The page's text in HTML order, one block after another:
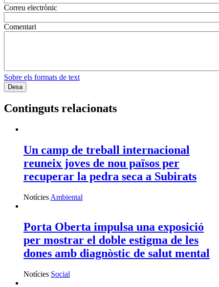
Correu electrònic
Comentari
Sobre els formats de text
Continguts relacionats
Un camp de treball internacional
reuneix joves de nou països per
recuperar la pedra seca a Subirats
Notícies Ambiental
Porta Oberta impulsa una exposició
per mostrar el doble estigma de les
dones amb diagnòstic de salut mental
Notícies Social